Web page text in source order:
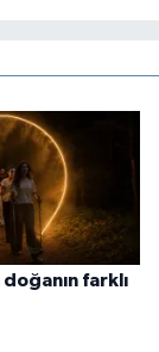
farklı